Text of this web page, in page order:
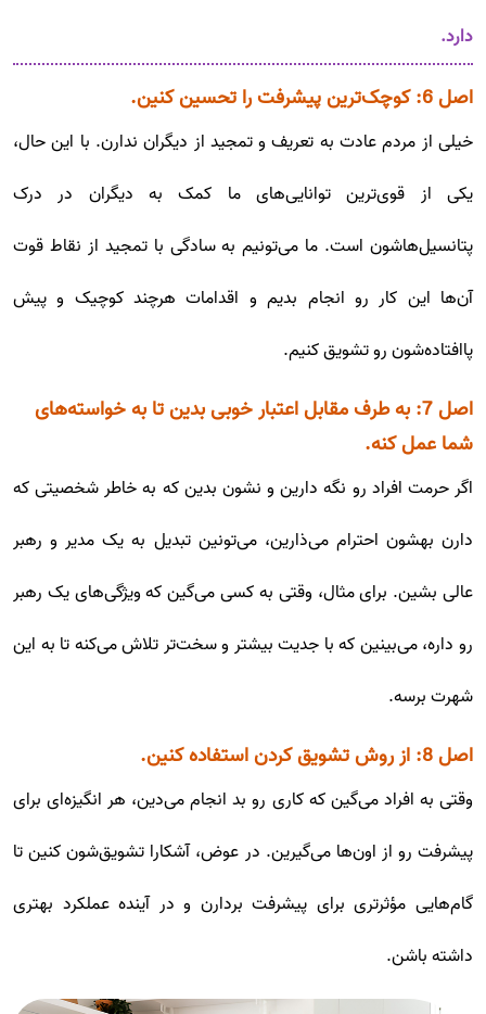
دارد.
اصل 6: کوچک‌ترین پیشرفت را تحسین کنین.
خیلی از مردم عادت به تعریف و تمجید از دیگران ندارن. با این حال،
یکی از قوی‌ترین توانایی‌های ما کمک به دیگران در درک
پتانسیل‌هاشون است. ما می‌تونیم به سادگی با تمجید از نقاط قوت
آن‌ها این کار رو انجام بدیم و اقدامات هرچند کوچیک و پیش
پاافتاده‌شون رو تشویق کنیم.
اصل 7: به طرف مقابل اعتبار خوبی بدین تا به خواسته‌های
شما عمل کنه.
اگر حرمت افراد رو نگه دارین و نشون بدین که به خاطر شخصیتی که
دارن بهشون احترام می‌ذارین، می‌تونین تبدیل به یک مدیر و رهبر
عالی بشین. برای مثال، وقتی به کسی می‌‌گین که ویژگی‌های یک رهبر
رو داره، می‌بینین که با جدیت بیشتر و سخت‌تر تلاش می‌کنه تا به این
شهرت برسه.
اصل 8: از روش تشویق کردن استفاده کنین.
وقتی به افراد می‌گین که کاری رو بد انجام می‌دین، هر انگیزه‌ای برای
پیشرفت رو از اون‌ها می‌گیرین. در عوض، آشکارا تشویق‌شون کنین تا
گام‌هایی مؤثرتری برای پیشرفت بردارن و در آینده عملکرد بهتری
داشته باشن.